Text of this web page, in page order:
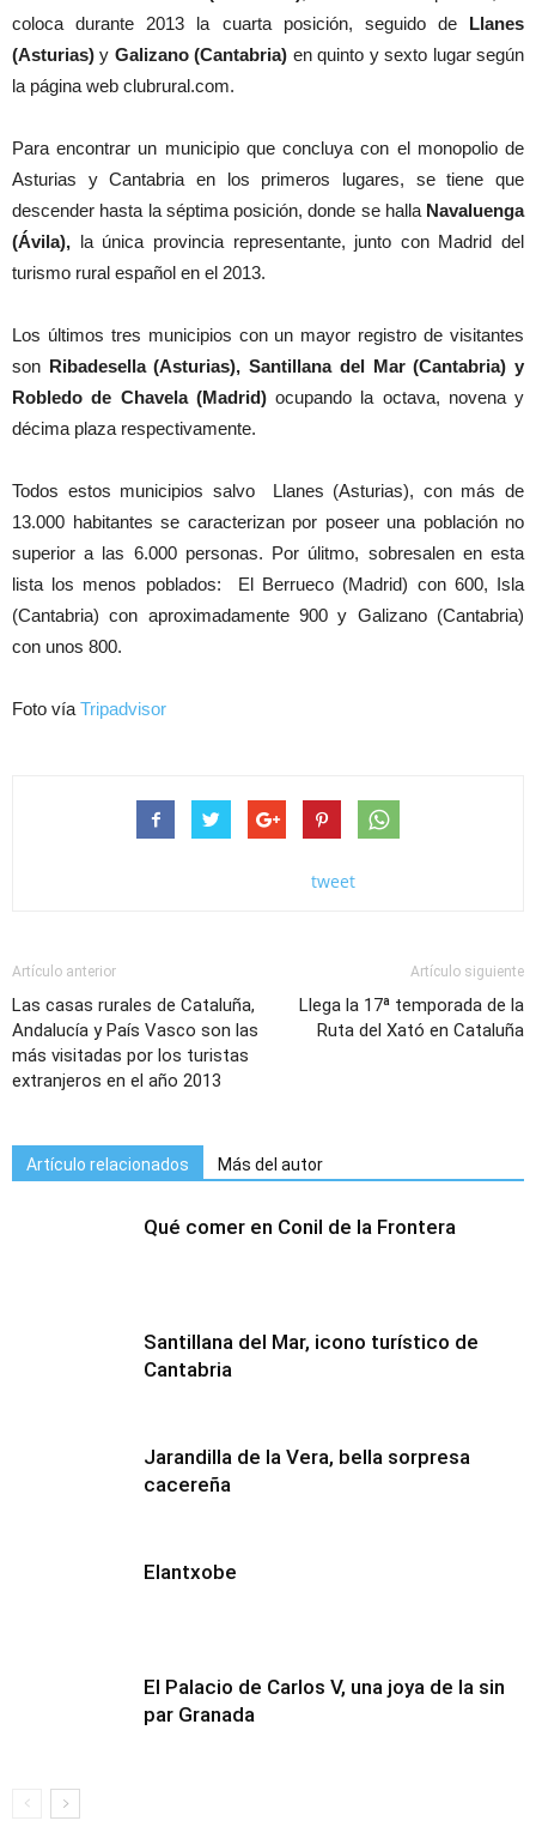
coloca durante 2013 la cuarta posición, seguido de Llanes
(Asturias) y Galizano (Cantabria) en quinto y sexto lugar según
la página web clubrural.com.
Para encontrar un municipio que concluya con el monopolio de
Asturias y Cantabria en los primeros lugares, se tiene que
descender hasta la séptima posición, donde se halla Navaluenga
(Ávila), la única provincia representante, junto con Madrid del
turismo rural español en el 2013.
Los últimos tres municipios con un mayor registro de visitantes
son Ribadesella (Asturias), Santillana del Mar (Cantabria) y
Robledo de Chavela (Madrid)ocupando la octava, novena y
décima plaza respectivamente.
Todos estos municipios salvo Llanes (Asturias), con más de
13.000 habitantes se caracterizan por poseer una población no
superior a las 6.000 personas. Por úlitmo, sobresalen en esta
lista los menos poblados: El Berrueco (Madrid) con 600, Isla
(Cantabria) con aproximadamente 900 y Galizano (Cantabria)
con unos 800.
Foto vía Tripadvisor
tweet
Artículo anterior
Las casas rurales de Cataluña,
Andalucía y País Vasco son las
más visitadas por los turistas
extranjeros en el año 2013
Artículo siguiente
Llega la 17ª temporada de la
Ruta del Xató en Cataluña
Artículo relacionados Más del autor
Qué comer en Conil de la Frontera
Santillana del Mar, icono turístico de
Cantabria
Jarandilla de la Vera, bella sorpresa
cacereña
Elantxobe
El Palacio de Carlos V, una joya de la sin
par Granada